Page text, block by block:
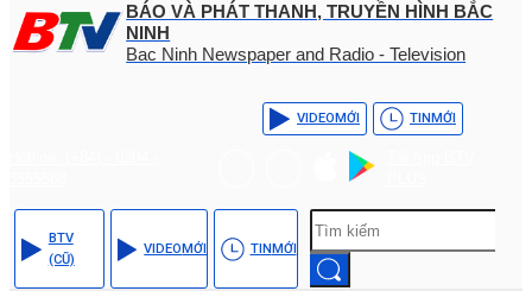
BÁO VÀ PHÁT THANH, TRUYỀN HÌNH BẮC
NINH
Bac Ninh Newspaper and Radio - Television
VIDEOMỚI TINMỚI
BTV
(CŨ)
VIDEOMỚI TINMỚI